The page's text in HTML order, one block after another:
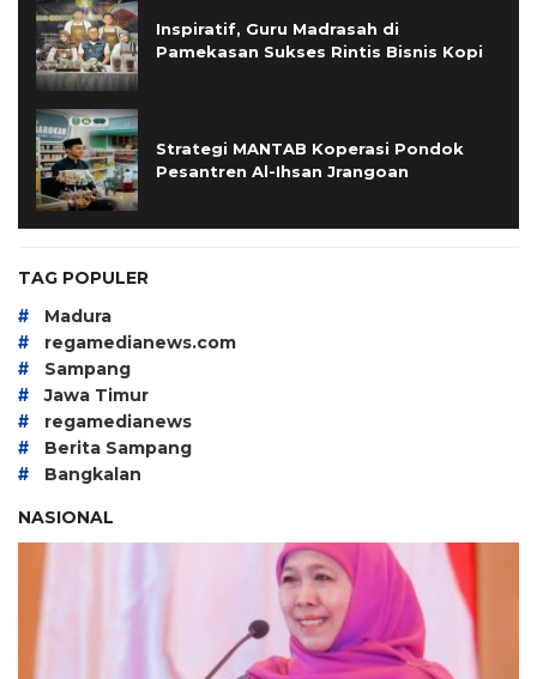
Inspiratif, Guru Madrasah di
Pamekasan Sukses Rintis Bisnis Kopi
Strategi MANTAB Koperasi Pondok
Pesantren Al-Ihsan Jrangoan
TAG POPULER
# Madura
# regamedianews.com
# Sampang
# Jawa Timur
# regamedianews
# Berita Sampang
#
Bangkalan
NASIONAL